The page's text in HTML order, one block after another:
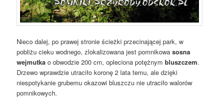
Nieco dalej, po prawej stronie ścieżki przecinającej park, w
pobliżu cieku wodnego, zlokalizowana jest pomnikowasosna
wejmutka o obwodzie 200 cm, opleciona potężnymbluszczem.
Drzewo wprawdzie utraciło koronę 2 lata temu, ale dzięki
niespotykanie grubemu okazowi bluszczu nie utraciło walorów
pomnikowych.